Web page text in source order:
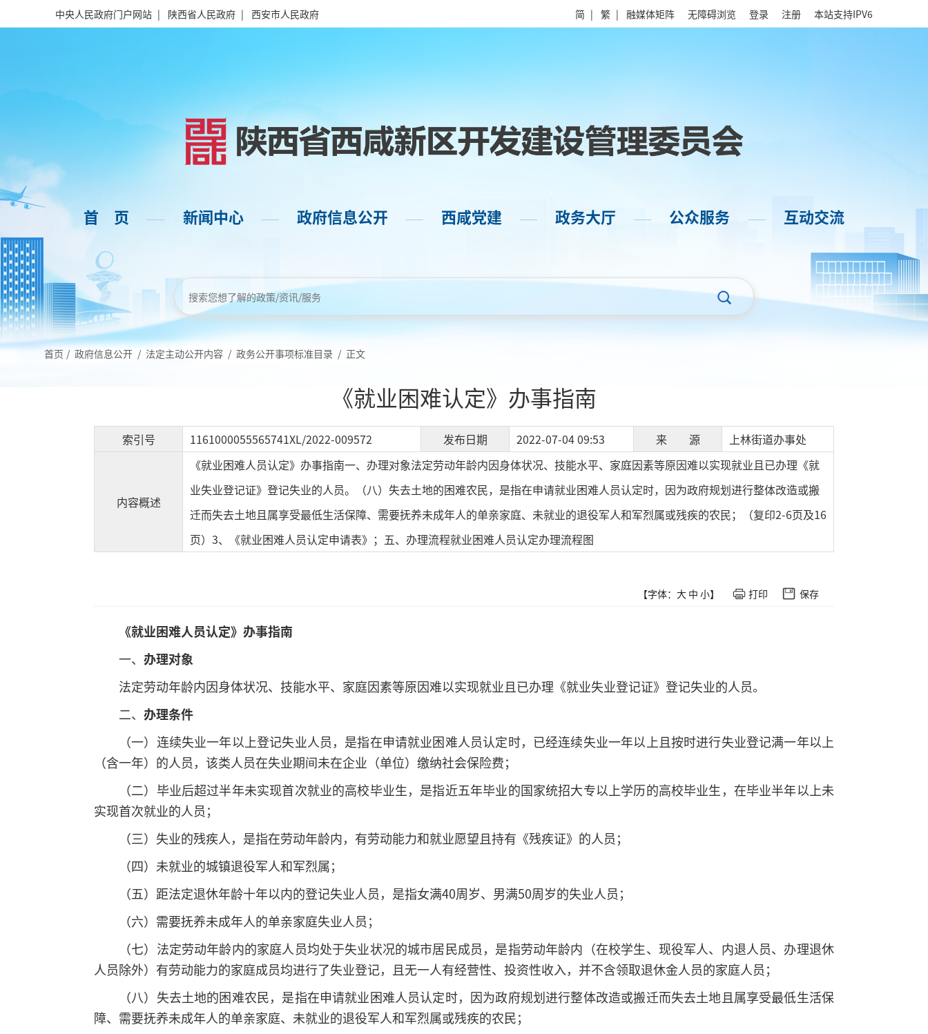
中央人民政府门户网站 | 陕西省人民政府 | 西安市人民政府 简 | 繁 | 融媒体矩阵 无障碍浏览 登录 注册 本站支持IPV6
首 页 —— 新闻中心 —— 政府信息公开 —— 西咸党建 —— 政务大厅 —— 公众服务 —— 互动交流
首页 / 政府信息公开 / 法定主动公开内容 / 政务公开事项标准目录 / 正文
《就业困难认定》办事指南
索引号 1161000055565741XL/2022-009572 发布日期 2022-07-04 09:53 来 源 上林街道办事处
内容概述
《就业困难人员认定》办事指南一、办理对象法定劳动年龄内因身体状况、技能水平、家庭因素等原因难以实现就业且已办理《就
业失业登记证》登记失业的人员。（八）失去土地的困难农民，是指在申请就业困难人员认定时，因为政府规划进行整体改造或搬
迁而失去土地且属享受最低生活保障、需要抚养未成年人的单亲家庭、未就业的退役军人和军烈属或残疾的农民；（复印2-6页及16
页）3、《就业困难人员认定申请表》；五、办理流程就业困难人员认定办理流程图
【字体： 大 中 小】 打印 保存
《就业困难人员认定》办事指南
一、 办理对象
法定劳动年龄内因身体状况、技能水平、家庭因素等原因难以实现就业且已办理《就业失业登记证》登记失业的人员。
二、 办理条件
（一）连续失业一年以上登记失业人员，是指在申请就业困难人员认定时，已经连续失业一年以上且按时进行失业登记满一年以上
（含一年）的人员，该类人员在失业期间未在企业（单位）缴纳社会保险费；
（二）毕业后超过半年未实现首次就业的高校毕业生，是指近五年毕业的国家统招大专以上学历的高校毕业生，在毕业半年以上未
实现首次就业的人员；
（三）失业的残疾人，是指在劳动年龄内，有劳动能力和就业愿望且持有《残疾证》的人员；
（四）未就业的城镇退役军人和军烈属；
（五）距法定退休年龄十年以内的登记失业人员，是指女满40周岁、男满50周岁的失业人员；
（六）需要抚养未成年人的单亲家庭失业人员；
（七）法定劳动年龄内的家庭人员均处于失业状况的城市居民成员，是指劳动年龄内（在校学生、现役军人、内退人员、办理退休
人员除外）有劳动能力的家庭成员均进行了失业登记，且无一人有经营性、投资性收入，并不含领取退休金人员的家庭人员；
（八）失去土地的困难农民，是指在申请就业困难人员认定时，因为政府规划进行整体改造或搬迁而失去土地且属享受最低生活保
障、需要抚养未成年人的单亲家庭、未就业的退役军人和军烈属或残疾的农民；